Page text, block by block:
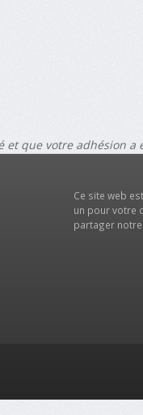
que votre adhésion a
Ce site web
un pour votre
partager notre